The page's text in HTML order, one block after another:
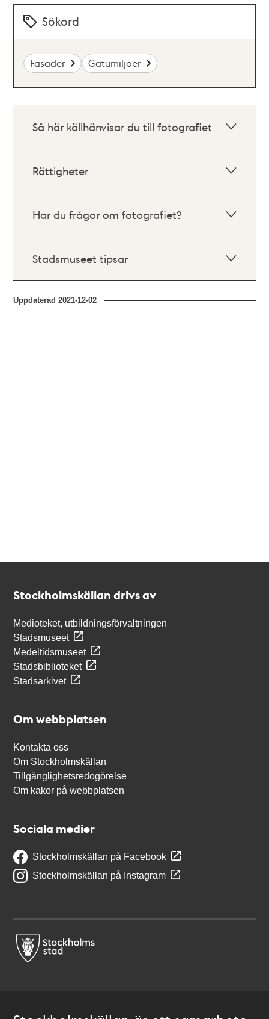
Sökord
Fasader Gatumiljöer
Så här källhänvisar du till fotografiet
Rättigheter
Har du frågor om fotografiet?
Stadsmuseet tipsar
Uppdaterad2021-12-02
Stockholmskällan drivs av
Medioteket, utbildningsförvaltningen
Stadsmuseet
Medeltidsmuseet
Stadsbiblioteket
Stadsarkivet
Om webbplatsen
Kontakta oss
Om Stockholmskällan
Tillgänglighetsredogörelse
Om kakor på webbplatsen
Sociala medier
Stockholmskällan på Facebook
Stockholmskällan på Instagram